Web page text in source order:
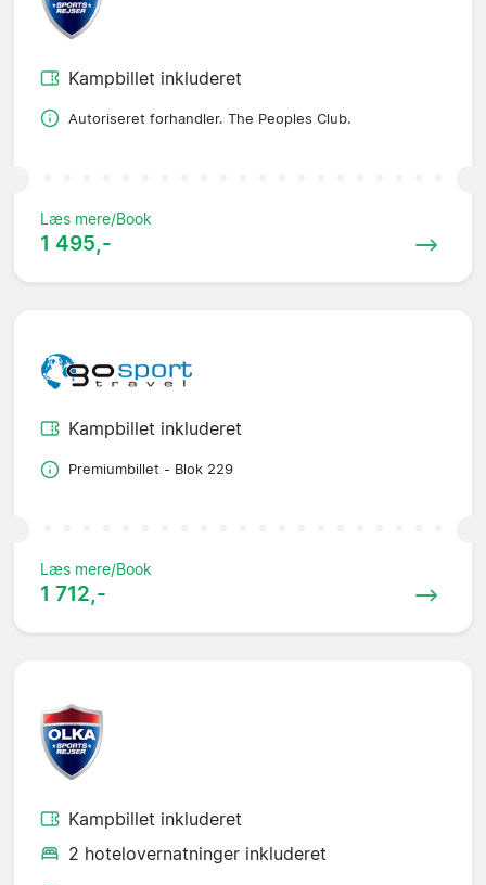
Kampbillet inkluderet
Autoriseret forhandler. The Peoples Club.
Læs mere/Book
1 495,-
Kampbillet inkluderet
Premiumbillet - Blok 229
Læs mere/Book
1 712,-
Kampbillet inkluderet
2 hotelovernatninger inkluderet